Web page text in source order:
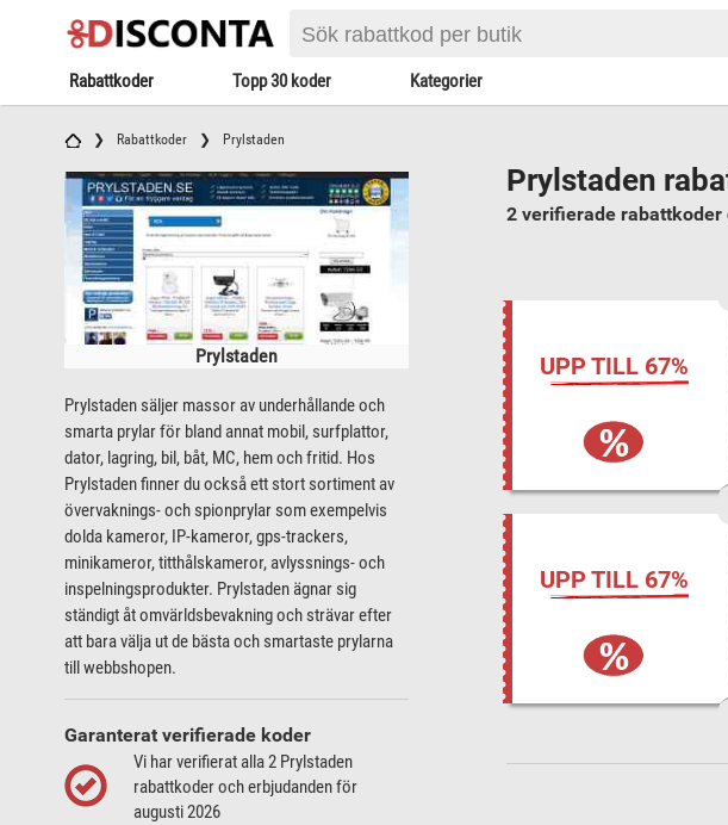
Rabattkoder Topp 30 koder Kategorier
Rabattkoder Prylstaden
Prylstaden
Prylstaden säljer massor av underhållande och
smarta prylar för bland annat mobil, surfplattor,
dator, lagring, bil, båt, MC, hem och fritid. Hos
Prylstaden finner du också ett stort sortiment av
övervaknings- och spionprylar som exempelvis
dolda kameror, IP-kameror, gps-trackers,
minikameror, titthålskameror, avlyssnings- och
inspelningsprodukter. Prylstaden ägnar sig
ständigt åt omvärldsbevakning och strävar efter
att bara välja ut de bästa och smartaste prylarna
till webbshopen.
Garanterat verifierade koder
Vi har verifierat alla 2 Prylstaden
rabattkoder och erbjudanden för
augusti 2026
Prylstaden
2 verifierade rabattkoder
UPP TILL 67%
UPP TILL 67%